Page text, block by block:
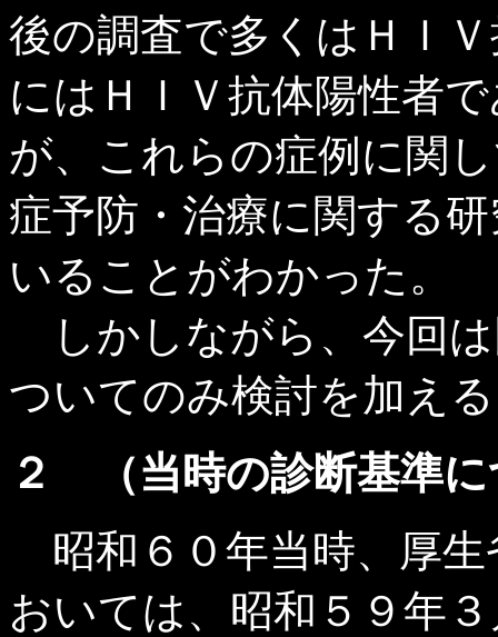
後の調査で多くはＨＩ
にはＨＩＶ抗体陽性者
が、これらの症例に関
症予防・治療に関する
いることがわかった。
しかしながら、今回
ついてのみ検討を加え
２ （当時の診断基準に
昭和６０年当時、厚生
おいては、昭和５９年